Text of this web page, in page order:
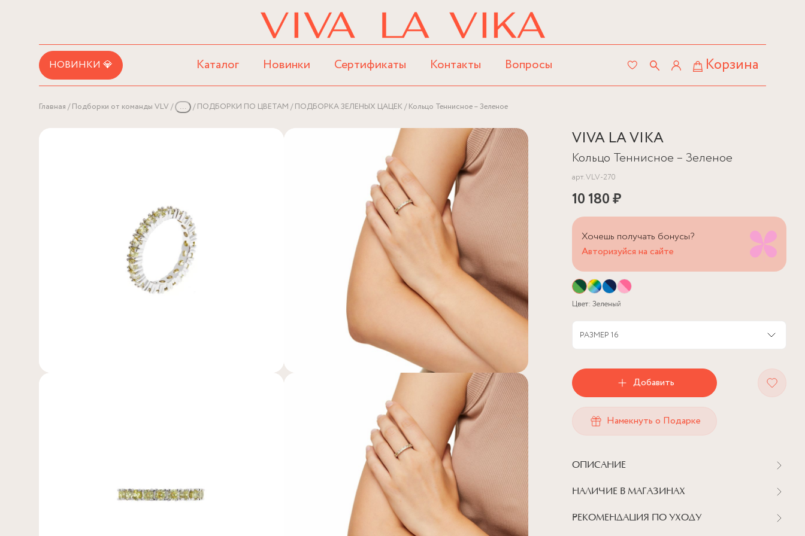
НОВИНКИ 💎 Каталог Новинки Сертификаты Контакты Вопросы Корзина
Главная Подборки от команды VLV ... ПОДБОРКИ ПО ЦВЕТАМ ПОДБОРКА ЗЕЛЕНЫХ ЦАЦЕК Кольцо Теннисное – Зеленое
VIVA LA VIKA
Кольцо Теннисное – Зеленое
арт.VLV-270
10 180 ₽
Хочешь получать бонусы?
Авторизуйся на сайте
Цвет: Зеленый
РАЗМЕР 16
Добавить
Намекнуть о Подарке
ОПИСАНИЕ
НАЛИЧИЕ В МАГАЗИНАХ
РЕКОМЕНДАЦИЯ ПО УХОДУ